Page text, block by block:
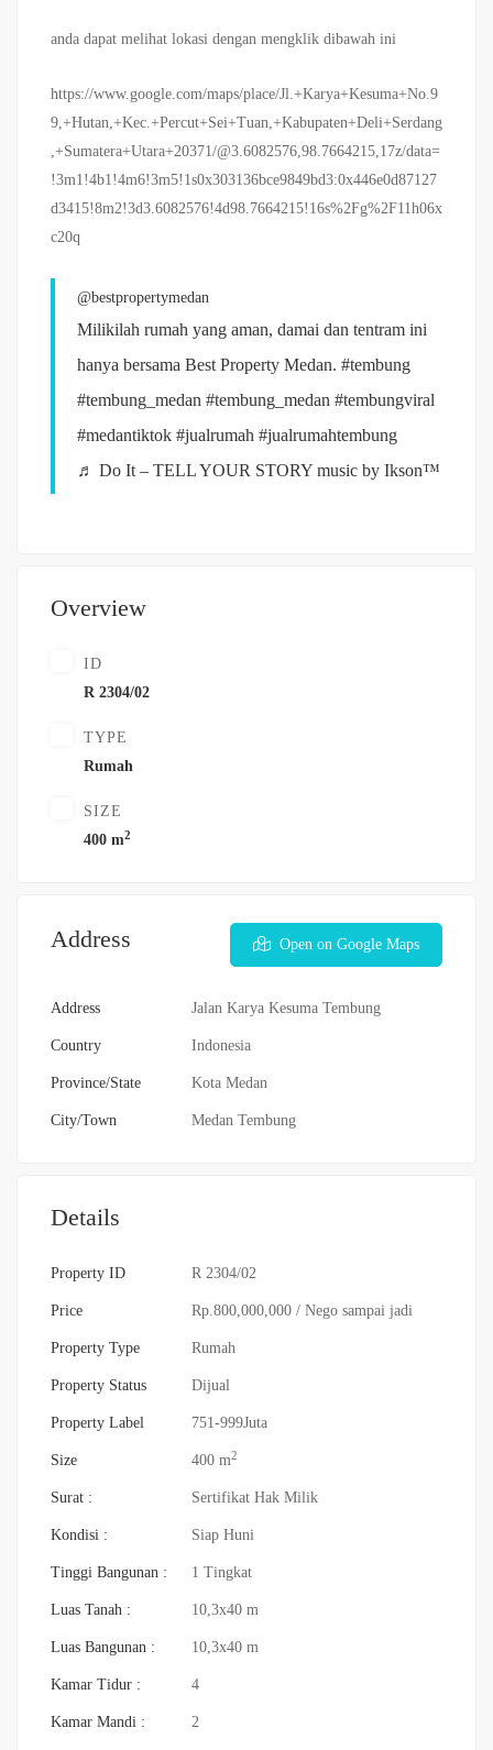
anda dapat melihat lokasi dengan mengklik dibawah ini
https://www.google.com/maps/place/Jl.+Karya+Kesuma+No.9
9,+Hutan,+Kec.+Percut+Sei+Tuan,+Kabupaten+Deli+Serdang
,+Sumatera+Utara+20371/@3.6082576,98.7664215,17z/data=
!3m1!4b1!4m6!3m5!1s0x303136bce9849bd3:0x446e0d87127
d3415!8m2!3d3.6082576!4d98.7664215!16s%2Fg%2F11h06x
c20q
@bestpropertymedan
Milikilah rumah yang aman, damai dan tentram ini
hanya bersama Best Property Medan. #tembung
#tembung_medan #tembung_medan #tembungviral
#medantiktok #jualrumah #jualrumahtembung
♬ Do It – TELL YOUR STORY music by Ikson™
Overview
ID
R 2304/02
TYPE
Rumah
SIZE
400 m2
Address Open on Google Maps
Address Jalan Karya Kesuma Tembung
Country Indonesia
Province/State Kota Medan
City/Town Medan Tembung
Details
Property ID R 2304/02
Price Rp.800,000,000 / Nego sampai jadi
Property Type Rumah
Property Status Dijual
Property Label 751-999Juta
Size 400 m2
Surat : Sertifikat Hak Milik
Kondisi : Siap Huni
Tinggi Bangunan : 1 Tingkat
Luas Tanah : 10,3x40 m
Luas Bangunan : 10,3x40 m
Kamar Tidur : 4
Kamar Mandi : 2